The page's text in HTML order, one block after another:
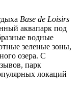
Base de Loisirs
аквапарк под
водные
зеленые зоны,
озера. С
парк
локаций